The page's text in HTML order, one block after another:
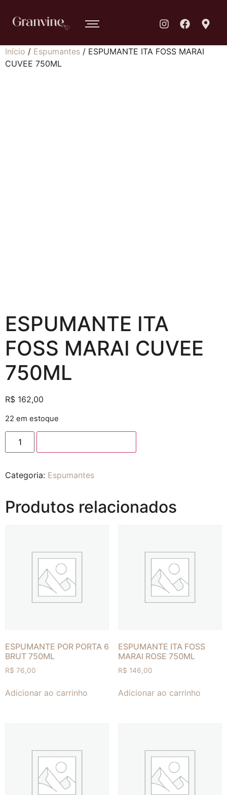
Início / Espumantes / ESPUMANTE ITA FOSS MARAI
CUVEE 750ML
ESPUMANTE ITA
FOSS MARAI CUVEE
750ML
R$ 162,00
22 em estoque
Categoria: Espumantes
Produtos relacionados
ESPUMANTE POR PORTA 6
BRUT 750ML
R$ 76,00
Adicionar ao carrinho
ESPUMANTE ITA FOSS
MARAI ROSE 750ML
R$ 146,00
Adicionar ao carrinho